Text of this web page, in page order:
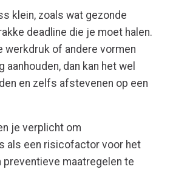
klein, zoals wat gezonde
deadline die je moet halen.
werkdruk of andere vormen
dan kan het wel
en zelfs afstevenen op een
je verplicht om
als een risicofactor voor het
preventieve maatregelen te